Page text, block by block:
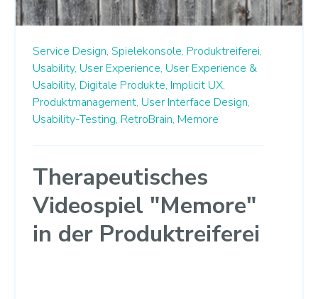
Service Design, Spielekonsole, Produktreiferei,
Usability, User Experience, User Experience &
Usability, Digitale Produkte, Implicit UX,
Produktmanagement, User Interface Design,
Usability-Testing, RetroBrain, Memore
Therapeutisches
Videospiel "Memore"
in der Produktreiferei